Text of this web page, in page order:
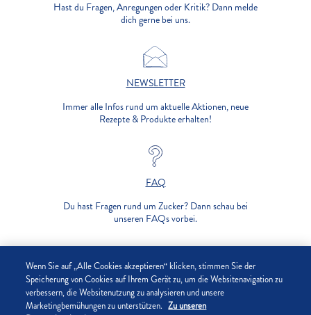
Hast du Fragen, Anregungen oder Kritik? Dann melde
dich gerne bei uns.
NEWSLETTER
Immer alle Infos rund um aktuelle Aktionen, neue
Rezepte & Produkte erhalten!
FAQ
Du hast Fragen rund um Zucker? Dann schau bei
unseren FAQs vorbei.
UNTERNEHMEN
DATENSCHUTZ
Wenn Sie auf „Alle Cookies akzeptieren“ klicken, stimmen Sie der
Speicherung von Cookies auf Ihrem Gerät zu, um die Websitenavigation zu
verbessern, die Websitenutzung zu analysieren und unsere
Marketingbemühungen zu unterstützen. Zu unseren